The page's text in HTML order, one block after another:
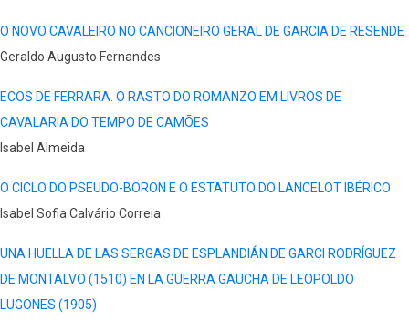
O NOVO CAVALEIRO NO CANCIONEIRO GERAL DE GARCIA DE RESENDE
Geraldo Augusto Fernandes
ECOS DE FERRARA. O RASTO DO ROMANZO EM LIVROS DE
CAVALARIA DO TEMPO DE CAMÕES
Isabel Almeida
O CICLO DO PSEUDO-BORON E O ESTATUTO DO LANCELOT IBÉRICO
Isabel Sofia Calvário Correia
UNA HUELLA DE LAS SERGAS DE ESPLANDIÁN DE GARCI RODRÍGUEZ
DE MONTALVO (1510) EN LA GUERRA GAUCHA DE LEOPOLDO
LUGONES (1905)